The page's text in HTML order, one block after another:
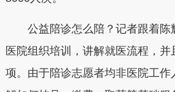
公益陪诊怎么陪？记者跟着陈
医院组织培训，讲解就医流程，
项。由于陪诊志愿者均非医院工作